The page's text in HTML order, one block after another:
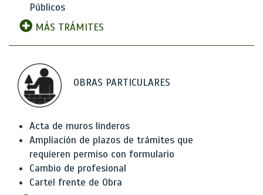
Públicos
MÁS TRÁMITES
OBRAS PARTICULARES
Acta de muros linderos
Ampliación de plazos de trámites que
requieren permiso con formulario
Cambio de profesional
Cartel frente de Obra